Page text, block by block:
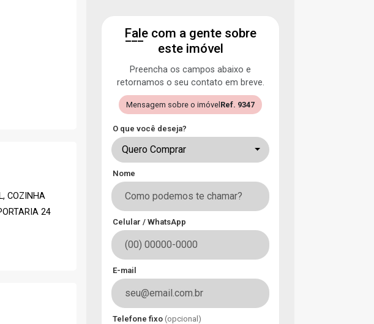
COZINHA
24
Fale com a gente sobre
este imóvel
Preencha os campos abaixo e
retornamos o seu contato em breve.
Mensagem sobre o imóvel Ref. 9347
O que você deseja?
Quero Comprar
Nome
Celular / WhatsApp
E-mail
Telefone fixo (opcional)